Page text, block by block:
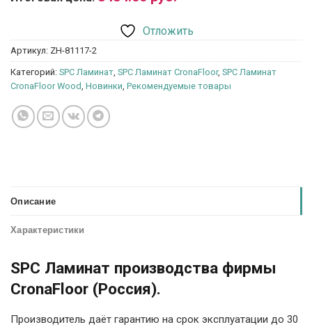
Отложить
Артикул: ZH-81117-2
Категорий: SPC Ламинат SPC Ламинат CronaFloor, SPC Ламинат
CronaFloor Wood Новинки Рекомендуемые товары
Описание
Характеристики
SPC Ламинат производства фирмы
CronaFloor (Россия).
Производитель даёт гарантию на срок эксплуатации до 30